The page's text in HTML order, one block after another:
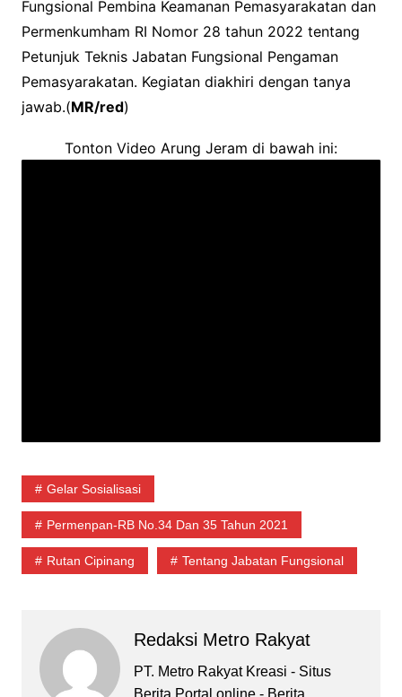
Fungsional Pembina Keamanan Pemasyarakatan dan
Permenkumham RI Nomor 28 tahun 2022 tentang
Petunjuk Teknis Jabatan Fungsional Pengaman
Pemasyarakatan. Kegiatan diakhiri dengan tanya
jawab.(MR/red)
Tonton Video Arung Jeram di bawah ini:
Gelar Sosialisasi
Permenpan-RB No.34 Dan 35 Tahun 2021
Rutan Cipinang Tentang Jabatan Fungsional
Redaksi Metro Rakyat
PT. Metro Rakyat Kreasi - Situs
Berita Portal online - Berita